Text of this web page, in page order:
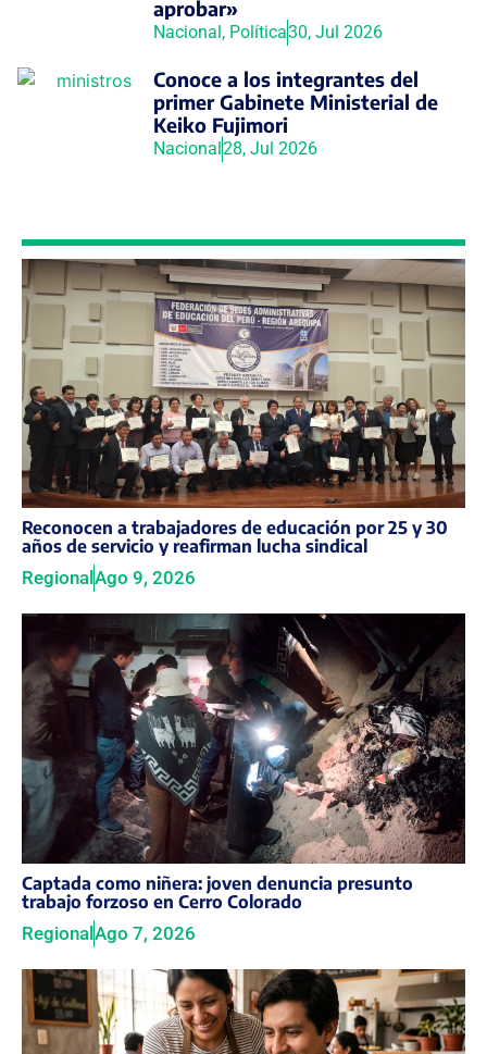
aprobar»
Nacional, Política30, Jul 2026
Conoce a los integrantes del
primer Gabinete Ministerial de
Keiko Fujimori
Nacional28, Jul 2026
Reconocen a trabajadores de educación por 25 y 30
años de servicio y reafirman lucha sindical
Regional Ago 9, 2026
Captada como niñera: joven denuncia presunto
trabajo forzoso en Cerro Colorado
RegionalAgo 7, 2026